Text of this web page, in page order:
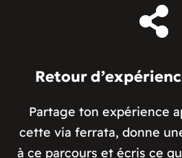
Retour
Partage ton expérience
cette via ferrata, donne
à ce parcours et écris ce